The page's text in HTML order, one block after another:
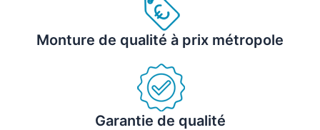
Monture de qualité à prix métropole
Garantie de qualité